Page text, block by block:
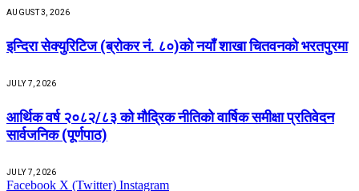
AUGUST 3, 2026
इन्दिरा सेक्युरिटिज (ब्रोकर नं. ८०)को नयाँ शाखा चितवनको भरतपुरमा
JULY 7, 2026
आर्थिक वर्ष २०८२/८३ को मौद्रिक नीतिको वार्षिक समीक्षा प्रतिवेदन
सार्वजनिक (पूर्णपाठ)
JULY 7, 2026
Facebook X (Twitter) Instagram